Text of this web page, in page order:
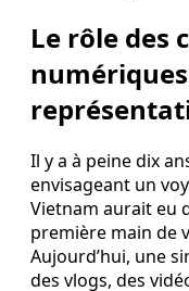
Le rôle des
Il y a à peine dix
envisageant un
Vietnam aurait eu
première main de
Aujourd’hui, une
des vlogs, des